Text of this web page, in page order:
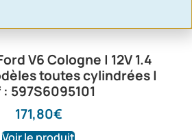
V6 Cologne | 12V 1.4
toutes cylindrées |
597S6095101
171,80€